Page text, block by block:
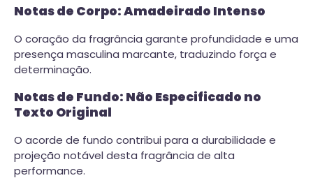
Notas de Corpo: Amadeirado Intenso
O coração da fragrância garante profundidade e uma
presença masculina marcante, traduzindo força e
determinação.
Notas de Fundo: Não Especificado no
Texto Original
O acorde de fundo contribui para a durabilidade e
projeção notável desta fragrância de alta
performance.